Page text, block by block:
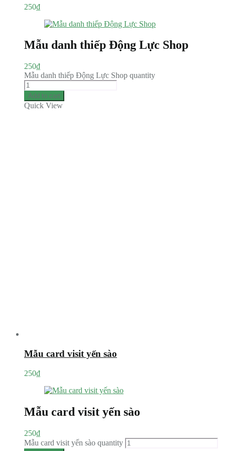
250₫
Mẫu danh thiếp Động Lực Shop
250₫
Mẫu danh thiếp Động Lực Shop quantity
Add to cart
Quick View
Mẫu card visit yến sào
250₫
Mẫu card visit yến sào
250₫
Mẫu card visit yến sào quantity